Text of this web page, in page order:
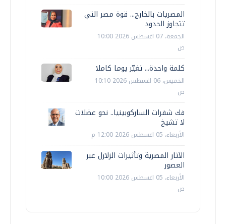
المصريات بالخارج... قوة مصر التي
تتجاوز الحدود
الجمعة، 07 اغسطس 2026 10:00
ص
كلمة واحدة... تغيّر يوما كاملا
الخميس، 06 اغسطس 2026 10:10
ص
فك شفرات الساركوبينيا.. نحو عضلات
لا تشيخ
الأربعاء، 05 اغسطس 2026 12:00 م
الآثار المصرية وتأثيرات الزلازل عبر
العصور
الأربعاء، 05 اغسطس 2026 10:00
ص